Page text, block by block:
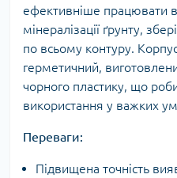
ефективніше працювати
мінералізації ґрунту,
по всьому контуру.
герметичний,
чорного пластику, що
використання у важких
Переваги:
Підвищена точність